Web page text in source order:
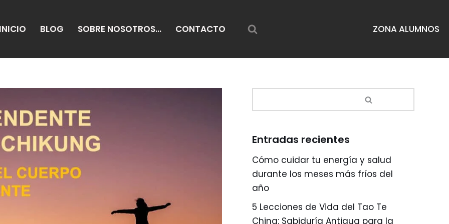
INICIO BLOG SOBRE NOSOTROS… CONTACTO ZONA ALUMNOS
Entradas recientes
Cómo cuidar tu energía y salud
durante los meses más fríos del
año
5 Lecciones de Vida del Tao Te
Ching: Sabiduría Antigua para la